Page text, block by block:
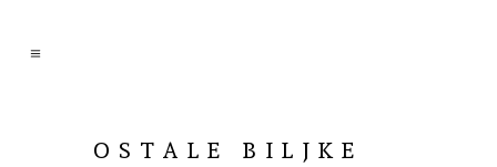
OSTALE BILJKE